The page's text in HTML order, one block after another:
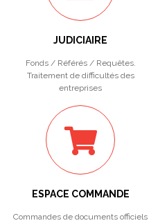
JUDICIAIRE
Fonds / Référés / Requêtes.
Traitement de difficultés des
entreprises
ESPACE COMMANDE
Commandes de documents officiels